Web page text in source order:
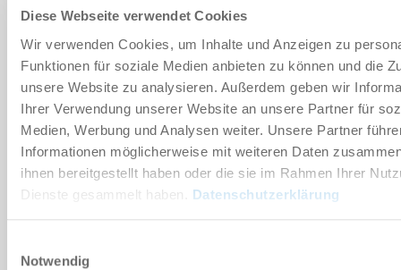
Diese Webseite verwendet Cookies
Wir verwenden Cookies, um Inhalte und Anzeigen zu
Funktionen für soziale Medien anbieten zu können und die
unsere Website zu analysieren. Außerdem geben wir
Ihrer Verwendung unserer Website an unsere Partner für
Medien, Werbung und Analysen weiter. Unsere Partner
Informationen möglicherweise mit weiteren Daten
ihnen bereitgestellt haben oder die sie im Rahmen Ihrer
Dienste gesammelt haben. Datenschutzerklärung
Notwendig
TAILLE DE FABRICATION: ZPG2531
146 [l/min]
Oui